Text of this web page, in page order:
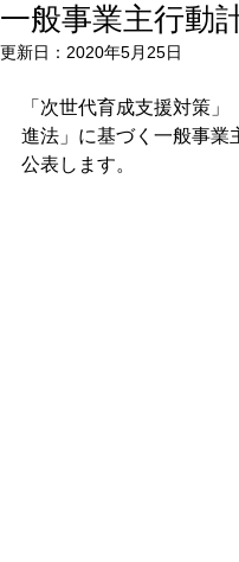
一般事業主行動
更新日： 2020年5月25日
「次世代育成支援対策」
進法」に基づく一般事業
公表します。